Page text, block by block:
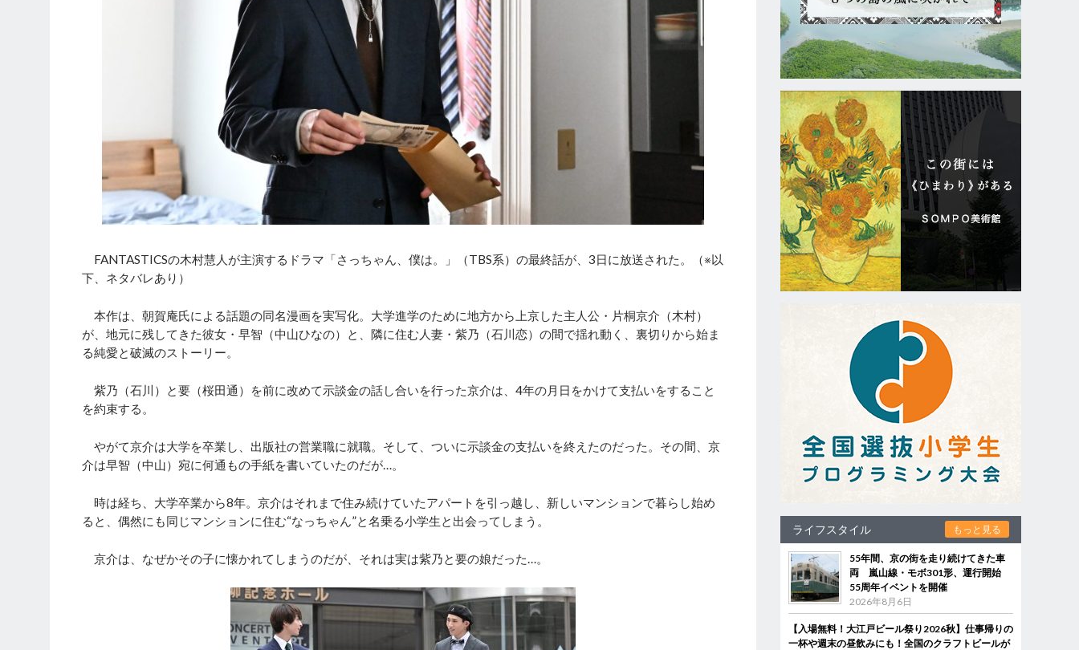
FANTASTICSの木村慧人が主演するドラマ「さっちゃん、僕は。」（TBS系）の最終話が、3日に放送された。（※以
下、ネタバレあり）
本作は、朝賀庵氏による話題の同名漫画を実写化。大学進学のために地方から上京した主人公・片桐京介（木村）
が、地元に残してきた彼女・早智（中山ひなの）と、隣に住む人妻・紫乃（石川恋）の間で揺れ動く、裏切りから始ま
る純愛と破滅のストーリー。
紫乃（石川）と要（桜田通）を前に改めて示談金の話し合いを行った京介は、4年の月日をかけて支払いをすること
を約束する。
やがて京介は大学を卒業し、出版社の営業職に就職。そして、ついに示談金の支払いを終えたのだった。その間、京
介は早智（中山）宛に何通もの手紙を書いていたのだが…。
時は経ち、大学卒業から8年。京介はそれまで住み続けていたアパートを引っ越し、新しいマンションで暮らし始め
ると、偶然にも同じマンションに住む“なっちゃん”と名乗る小学生と出会ってしまう。
京介は、なぜかその子に懐かれてしまうのだが、それは実は紫乃と要の娘だった…。
ライフスタイル もっと見る
55年間、京の街を走り続けてきた車
両 嵐山線・モボ301形、運行開始
55周年イベントを開催
2026年8月6日
【入場無料！大江戸ビール祭り2026秋】仕事帰りの
一杯や週末の昼飲みにも！全国のクラフトビールが